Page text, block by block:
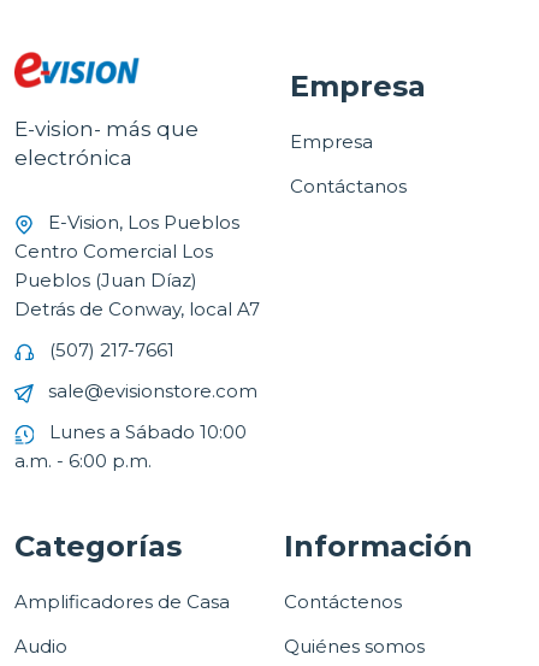
E-vision- más que
electrónica
E-Vision, Los Pueblos
Centro Comercial Los
Pueblos (Juan Díaz)
Detrás de Conway, local A7
(507) 217-7661
sale@evisionstore.com
Lunes a Sábado 10:00
a.m. - 6:00 p.m.
Empresa
Empresa
Contáctanos
Categorías
Amplificadores de Casa
Audio
Información
Contáctenos
Quiénes somos